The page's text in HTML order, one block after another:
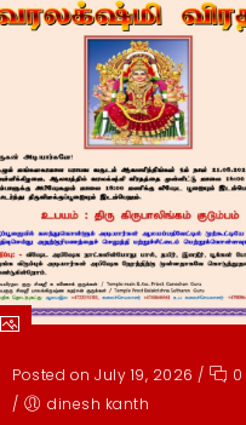
Posted on July 19, 2026 /
0
/
dinesh kanth